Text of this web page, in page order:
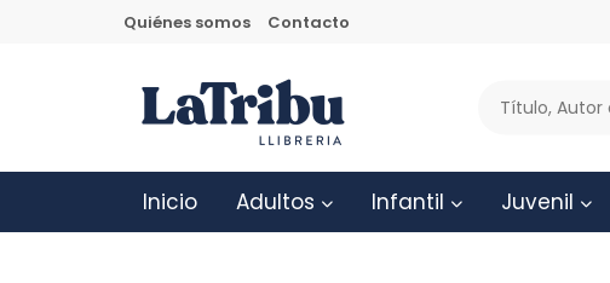
Quiénes somos Contacto
Inicio Adultos Infantil Juvenil